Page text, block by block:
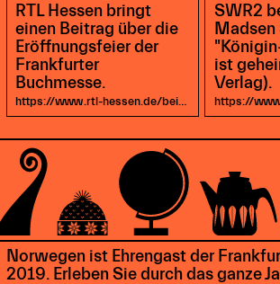
RTL Hessen bringt
einen Beitrag über die
Eröffnungsfeier der
Frankfurter
Buchmesse.
https://www.rtl-hessen.de/beitrag/frankfurt-mette-marit-prinz-haakon-buchmesse-eroeffnung-norwegen
SWR2
ist
Verlag).
Norwegen ist Ehrengast der
2019. Erleben Sie durch das ganze